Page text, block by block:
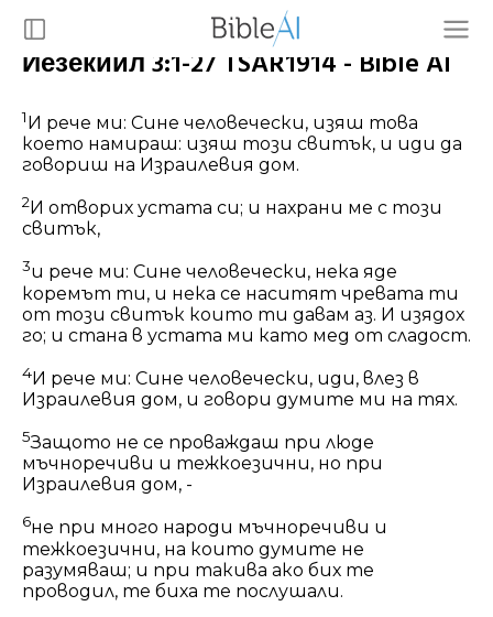
Иезекиил 3:1-27 TSAR1914 - Bible AI
1И рече ми: Сине человечески, изяш това
което намираш: изяш този свитък, и иди да
говориш на Израилевия дом.
2 И отворих устата си; и нахрани ме с този
свитък,
3и рече ми: Сине человечески, нека яде
коремът ти, и нека се наситят чревата ти
от този свитък които ти давам аз. И изядох
го; и стана в устата ми като мед от сладост.
4И рече ми: Сине человечески, иди, влез в
Израилевия дом, и говори думите ми на тях.
5Защото не се проваждаш при люде
мъчноречиви и тежкоезични, но при
Израилевия дом, -
6не при много народи мъчноречиви и
тежкоезични, на които думите не
разумяваш; и при такива ако бих те
проводил, те биха те послушали.